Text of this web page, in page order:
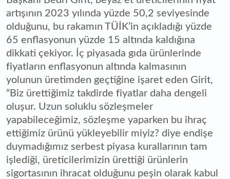
artışının 2023 yılında yüzde 50,2 seviyesinde
olduğunu, bu rakamın TÜİK’in açıkladığı yüzde
65 enflasyonun yüzde 15 altında kaldığına
dikkati çekiyor. İç piyasada gıda ürünlerinde
fiyatların enflasyonun altında kalmasının
yolunun üretimden geçtiğine işaret eden Girit,
“Biz ürettiğimiz takdirde fiyatlar daha dengeli
oluşur. Uzun soluklu sözleşmeler
yapabileceğimiz, sözleşme yaparken bu ihraç
ettiğimiz ürünü yükleyebilir miyiz? diye endişe
duymadığımız serbest piyasa kurallarının tam
işlediği, üreticilerimizin ürettiği ürünlerin
sigortasının ihracat olduğunu peşin olarak kabul